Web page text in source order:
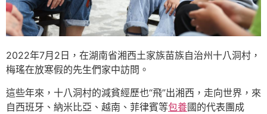
2022年7月2日，在湖南省湘西土家族苗族自治州十八洞村，
梅瑤在放寒假的先生們家中訪問。
這些年來，十八洞村的減貧經歷也“飛”出湘西，走向世界，來
自西班牙、納米比亞、越南、菲律賓等包養國的代表團成